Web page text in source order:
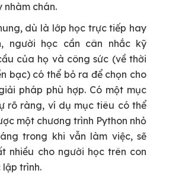
nhàm chán.
dù là lớp học trực tiếp hay
người học cần cân nhắc kỹ
của họ và công sức (về thời
bạc) có thể bỏ ra để chọn cho
pháp phù hợp. Có một mục
rõ ràng, ví dụ mục tiêu có thể
một chương trình Python nhỏ
trong khi vẫn làm việc, sẽ
nhiều cho người học trên con
trình.